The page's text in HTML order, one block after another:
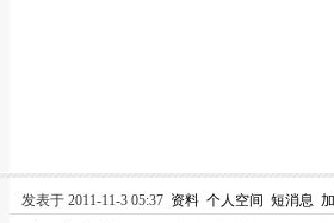
发表于 2011-11-3 05:37 资料 个人空间 短消息